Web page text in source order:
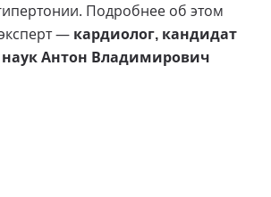
Подробнее об этом
— кардиолог, кандидат
Антон Владимирович